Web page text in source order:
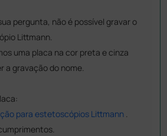
pergunta, não é possível gravar o
Littmann.
uma placa na cor preta e cinza
a gravação do nome.
para estetoscópios Littmann .